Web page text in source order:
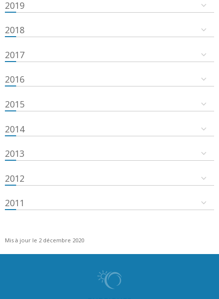
2019
2018
2017
2016
2015
2014
2013
2012
2011
Mis à jour le 2 décembre 2020